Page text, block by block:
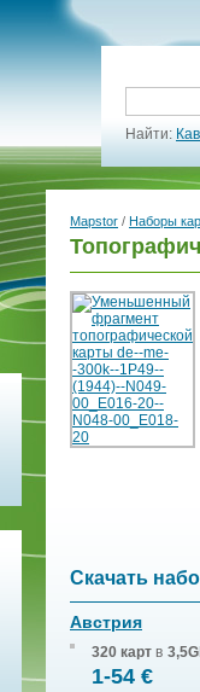
Найти:
Mapstor / Наборы
Скачать
Австрия
320 карт в
1-54 €